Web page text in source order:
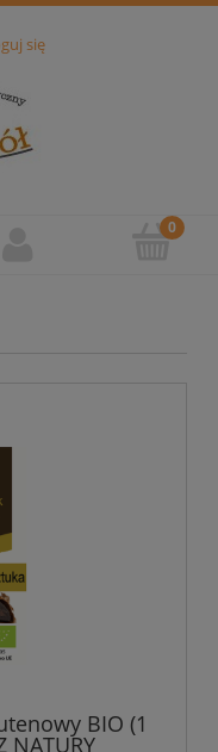
się
BIO (1
NATURY